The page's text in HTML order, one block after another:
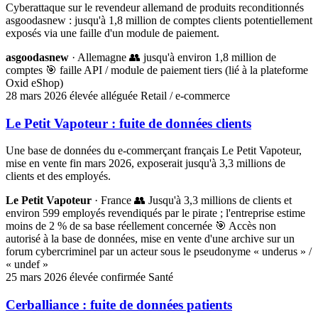
Cyberattaque sur le revendeur allemand de produits reconditionnés
asgoodasnew : jusqu'à 1,8 million de comptes clients potentiellement
exposés via une faille d'un module de paiement.
asgoodasnew · Allemagne 👥 jusqu'à environ 1,8 million de
comptes 🎯 faille API / module de paiement tiers (lié à la plateforme
Oxid eShop)
28 mars 2026 élevée alléguée Retail / e-commerce
Le Petit Vapoteur : fuite de données clients
Une base de données du e-commerçant français Le Petit Vapoteur,
mise en vente fin mars 2026, exposerait jusqu'à 3,3 millions de
clients et des employés.
Le Petit Vapoteur · France 👥 Jusqu'à 3,3 millions de clients et
environ 599 employés revendiqués par le pirate ; l'entreprise estime
moins de 2 % de sa base réellement concernée 🎯 Accès non
autorisé à la base de données, mise en vente d'une archive sur un
forum cybercriminel par un acteur sous le pseudonyme « underus » /
« undef »
25 mars 2026 élevée confirmée Santé
Cerballiance : fuite de données patients